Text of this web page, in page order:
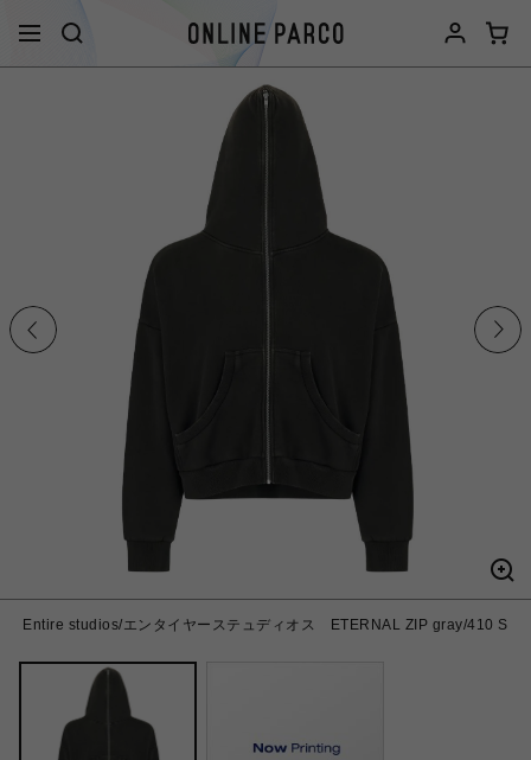
Entire studios/エンタイヤーステュディオス ETERNAL ZIP gray/410 S